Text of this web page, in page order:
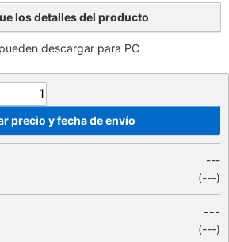
los detalles del producto
descargar para PC
precio y fecha de envío
---
(---)
---
(---)